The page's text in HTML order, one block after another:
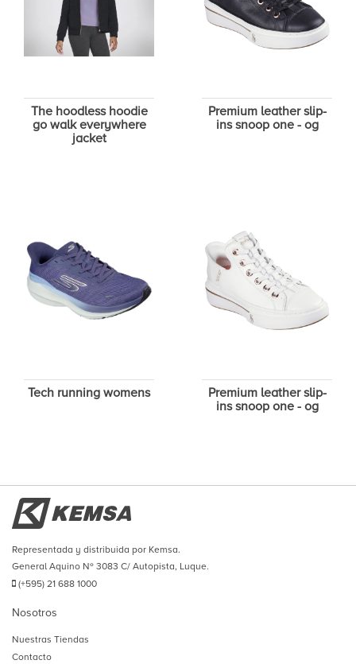
The hoodless hoodie
go walk everywhere
jacket
Premium leather slip-
ins snoop one - og
Tech running womens
Premium leather slip-
ins snoop one - og
Representada y distribuida por Kemsa.
General Aquino Nº 3083 C/ Autopista, Luque.
(+595) 21 688 1000
Nosotros
Nuestras Tiendas
Contacto